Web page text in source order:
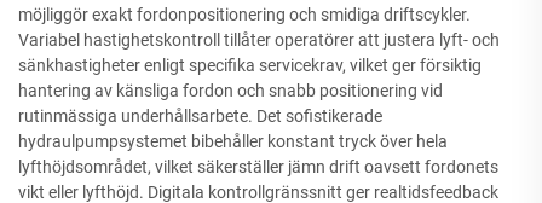
möjliggör exakt fordonpositionering och smidiga driftscykler.
Variabel hastighetskontroll tillåter operatörer att justera lyft- och
sänkhastigheter enligt specifika servicekrav, vilket ger försiktig
hantering av känsliga fordon och snabb positionering vid
rutinmässiga underhållsarbete. Det sofistikerade
hydraulpumpsystemet bibehåller konstant tryck över hela
lyfthöjdsområdet, vilket säkerställer jämn drift oavsett fordonets
vikt eller lyfthöjd. Digitala kontrollgränssnitt ger realtidsfeedback